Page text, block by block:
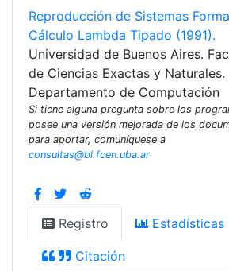
Reproducción de Sistemas
Cálculo Lambda Tipado (1991).
Universidad de Buenos Aires.
de Ciencias Exactas y Naturales.
Departamento de Computación
Si tiene alguna pregunta sobre los
posee una versión mejorada de los
para aportar, comuníquese a
consultas@bl.fcen.uba.ar
Registro Estadísticas
Citación